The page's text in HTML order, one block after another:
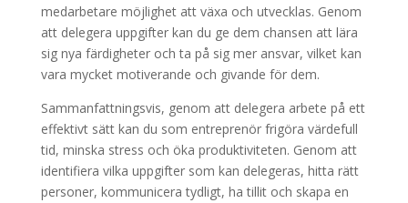
medarbetare möjlighet att växa och utvecklas. Genom
att delegera uppgifter kan du ge dem chansen att lära
sig nya färdigheter och ta på sig mer ansvar, vilket kan
vara mycket motiverande och givande för dem.
Sammanfattningsvis, genom att delegera arbete på ett
effektivt sätt kan du som entreprenör frigöra värdefull
tid, minska stress och öka produktiviteten. Genom att
identifiera vilka uppgifter som kan delegeras, hitta rätt
personer, kommunicera tydligt, ha tillit och skapa en